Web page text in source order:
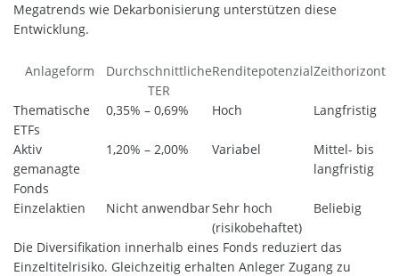
Megatrends wie Dekarbonisierung unterstützen diese
Entwicklung.
Anlageform
Durchschnittliche
TER
RenditepotenzialZeithorizont
Thematische
ETFs
0,35% – 0,69% Hoch Langfristig
Aktiv
gemanagte
Fonds
1,20% – 2,00% Variabel
Mittel- bis
langfristig
Einzelaktien Nicht anwendbarSehr hoch
(risikobehaftet)
Beliebig
Die Diversifikation innerhalb eines Fonds reduziert das
Einzeltitelrisiko. Gleichzeitig erhalten Anleger Zugang zu